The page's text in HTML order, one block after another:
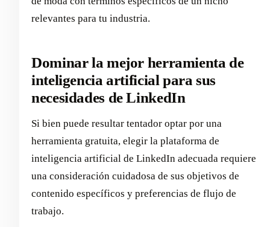
relevantes para tu industria.
Dominar la mejor herramienta de
inteligencia artificial para sus
necesidades de LinkedIn
Si bien puede resultar tentador optar por una
herramienta gratuita, elegir la plataforma de
inteligencia artificial de LinkedIn adecuada requiere
una consideración cuidadosa de sus objetivos de
contenido específicos y preferencias de flujo de
trabajo.